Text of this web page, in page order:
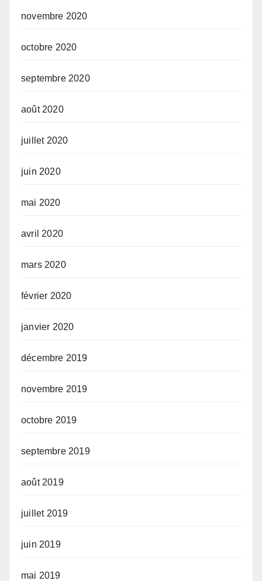
novembre 2020
octobre 2020
septembre 2020
août 2020
juillet 2020
juin 2020
mai 2020
avril 2020
mars 2020
février 2020
janvier 2020
décembre 2019
novembre 2019
octobre 2019
septembre 2019
août 2019
juillet 2019
juin 2019
mai 2019